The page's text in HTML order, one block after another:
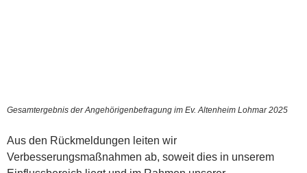
Gesamtergebnis der Angehörigenbefragung im Ev. Altenheim Lohmar 2025
Aus den Rückmeldungen leiten wir
Verbesserungsmaßnahmen ab, soweit dies in unserem